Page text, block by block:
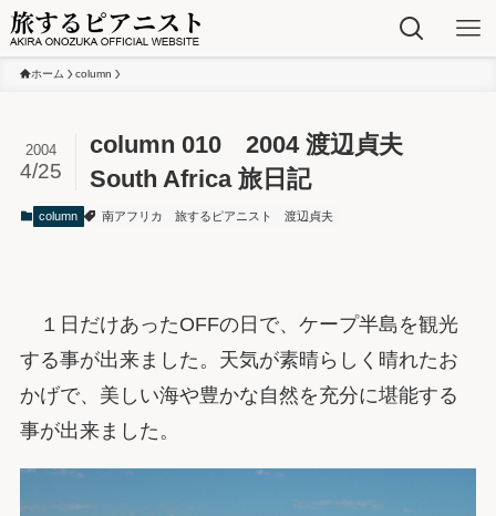
ホーム column
column 010 2004 渡辺貞夫
South Africa 旅日記
2004
4/25
column 南アフリカ 旅するピアニスト 渡辺貞夫
１日だけあったOFFの日で、ケープ半島を観光
する事が出来ました。天気が素晴らしく晴れたお
かげで、美しい海や豊かな自然を充分に堪能する
事が出来ました。